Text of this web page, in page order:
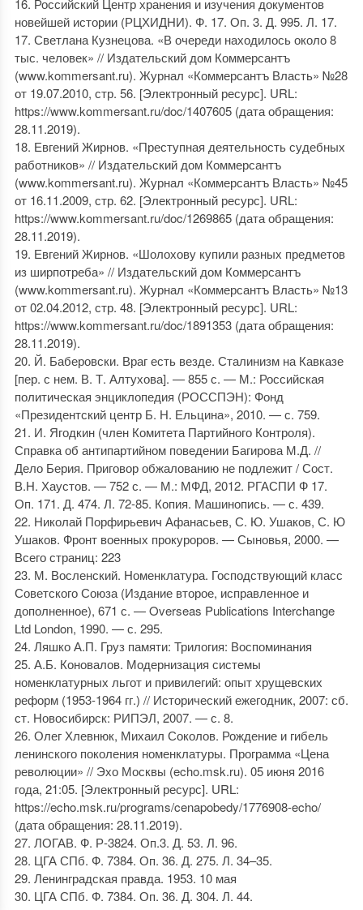
16. Российский Центр хранения и изучения документов
новейшей истории (РЦХИДНИ). Ф. 17. Оп. 3. Д. 995. Л. 17.
17. Светлана Кузнецова. «В очереди находилось около 8
тыс. человек» // Издательский дом Коммерсантъ
(www.kommersant.ru). Журнал «Коммерсантъ Власть» №28
от 19.07.2010, стр. 56. [Электронный ресурс]. URL:
https://www.kommersant.ru/doc/1407605 (дата обращения:
28.11.2019).
18. Евгений Жирнов. «Преступная деятельность судебных
работников» // Издательский дом Коммерсантъ
(www.kommersant.ru). Журнал «Коммерсантъ Власть» №45
от 16.11.2009, стр. 62. [Электронный ресурс]. URL:
https://www.kommersant.ru/doc/1269865 (дата обращения:
28.11.2019).
19. Евгений Жирнов. «Шолохову купили разных предметов
из ширпотреба» // Издательский дом Коммерсантъ
(www.kommersant.ru). Журнал «Коммерсантъ Власть» №13
от 02.04.2012, стр. 48. [Электронный ресурс]. URL:
https://www.kommersant.ru/doc/1891353 (дата обращения:
28.11.2019).
20. Й. Баберовски. Враг есть везде. Сталинизм на Кавказе
[пер. с нем. В. Т. Алтухова]. — 855 с. — М.: Российская
политическая энциклопедия (РОССПЭН): Фонд
«Президентский центр Б. Н. Ельцина», 2010. — с. 759.
21. И. Ягодкин (член Комитета Партийного Контроля).
Справка об антипартийном поведении Багирова М.Д. //
Дело Берия. Приговор обжалованию не подлежит / Сост.
В.Н. Хаустов. — 752 с. — М.: МФД, 2012. РГАСПИ Ф 17.
Оп. 171. Д. 474. Л. 72-85. Копия. Машинопись. — с. 439.
22. Николай Порфирьевич Афанасьев, С. Ю. Ушаков, С. Ю
Ушаков. Фронт военных прокуроров. — Сыновья, 2000. —
Всего страниц: 223
23. М. Восленский. Номенклатура. Господствующий класс
Советского Союза (Издание второе, исправленное и
дополненное), 671 с. — Overseas Publications Interchange
Ltd London, 1990. — с. 295.
24. Ляшко А.П. Груз памяти: Трилогия: Воспоминания
25. А.Б. Коновалов. Модернизация системы
номенклатурных льгот и привилегий: опыт хрущевских
реформ (1953-1964 гг.) // Исторический ежегодник, 2007: сб.
ст. Новосибирск: РИПЭЛ, 2007. — с. 8.
26. Олег Хлевнюк, Михаил Соколов. Рождение и гибель
ленинского поколения номенклатуры. Программа «Цена
революции» // Эхо Москвы (echo.msk.ru). 05 июня 2016
года, 21:05. [Электронный ресурс]. URL:
https://echo.msk.ru/programs/cenapobedy/1776908-echo/
(дата обращения: 28.11.2019).
27. ЛОГАВ. Ф. Р-3824. Оп.3. Д. 53. Л. 96.
28. ЦГА СПб. Ф. 7384. Оп. 36. Д. 275. Л. 34–35.
29. Ленинградская правда. 1953. 10 мая
30. ЦГА СПб. Ф. 7384. Оп. 36. Д. 304. Л. 44.